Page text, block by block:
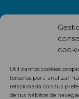
Utilizamos cookies
terceros para analizar
relacionada con tus
de tus hábitos de
Recibe en correo